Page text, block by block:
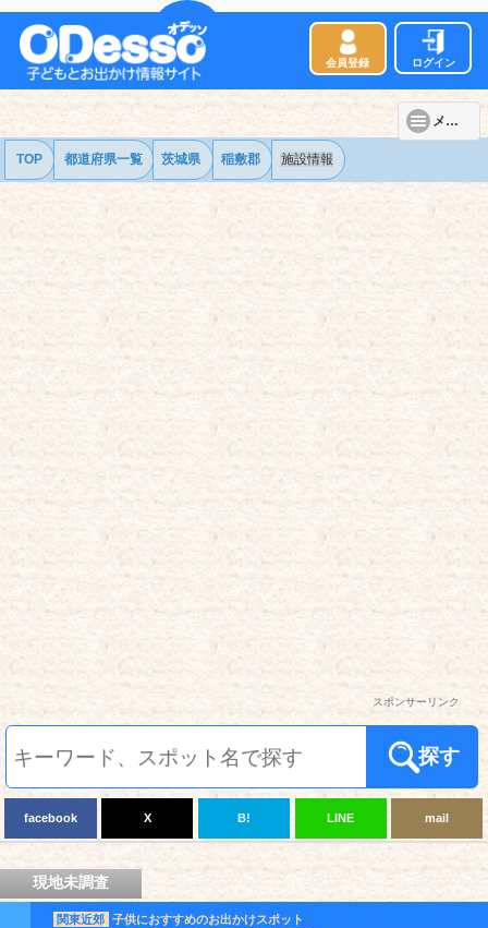
会員登録 ログイン
メニュー
TOP 都道府県一覧 茨城県 稲敷郡 施設情報
スポンサーリンク
探す
facebook X B! LINE mail
現地未調査
関東近郊 子供におすすめのお出かけスポット